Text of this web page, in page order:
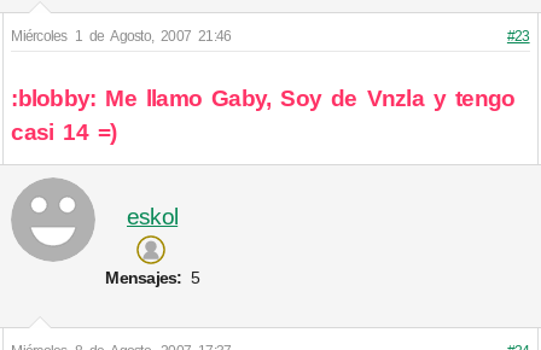
Miércoles 1 de Agosto, 2007 21:46 #23
:blobby: Me llamo Gaby, Soy de Vnzla y tengo
casi 14 =)
eskol
Mensajes: 5